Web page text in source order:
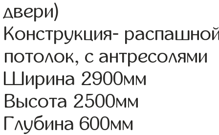
двери)
Конструкция-
потолок, с антресолями
Ширина 2900мм
Высота 2500мм
Глубина 600мм